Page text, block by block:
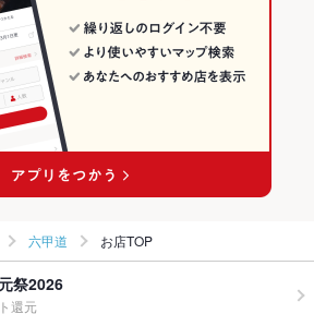
てご用意致します。お気軽にお問い合わせくださ
グ
六甲道 お店TOP
祭2026
還元